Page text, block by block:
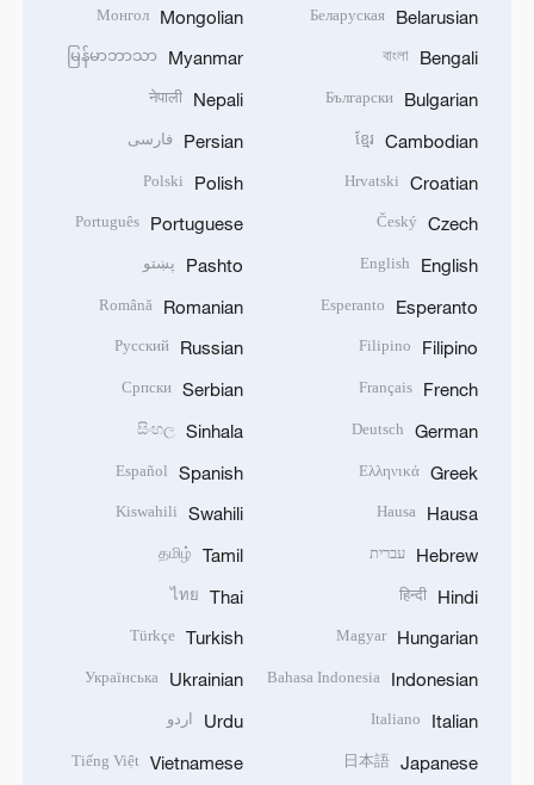
Belarusian
Беларуская
Bengali
বাংলা
Bulgarian
Български
Cambodian
ខ្មែរ
Croatian
Hrvatski
Czech
Český
English
English
Esperanto
Esperanto
Filipino
Filipino
French
Français
German
Deutsch
Greek
Ελληνικά
Hausa
Hausa
Hebrew עברית
Hindi
हिन्दी
Hungarian
Magyar
Indonesian
Bahasa Indonesia
Italian
Italiano
Japanese
日本語
Mongolian
Монгол
Myanmar
မြန်မာဘာသာ
Nepali
नेपाली
Persian فارسی
Polish
Polski
Portuguese
Português
Pashto پښتو
Romanian
Română
Russian
Русский
Serbian
Српски
Sinhala
සිංහල
Spanish
Español
Swahili
Kiswahili
Tamil
தமிழ்
Thai
ไทย
Turkish
Türkçe
Ukrainian
Українська
Urdu اردو
Vietnamese
Tiếng Việt